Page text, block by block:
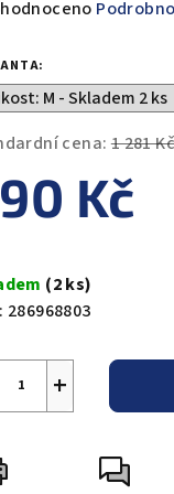
cena: 1 281 Kč
Kč
(2 ks)
286968803
+